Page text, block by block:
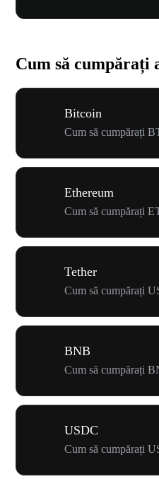
Cum să cumpărați
Bitcoin
Cum să cumpărați
Ethereum
Cum să cumpărați
Tether
Cum să cumpărați
BNB
Cum să cumpărați
USDC
Cum să cumpărați